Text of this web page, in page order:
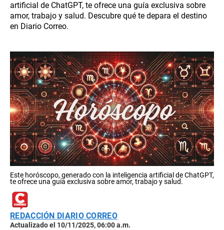
artificial de ChatGPT, te ofrece una guía exclusiva sobre
amor, trabajo y salud. Descubre qué te depara el destino
en Diario Correo.
Este horóscopo, generado con la inteligencia artificial de ChatGPT,
te ofrece una guía exclusiva sobre amor, trabajo y salud.
REDACCIÓN DIARIO CORREO
Actualizado el 10/11/2025, 06:00 a.m.